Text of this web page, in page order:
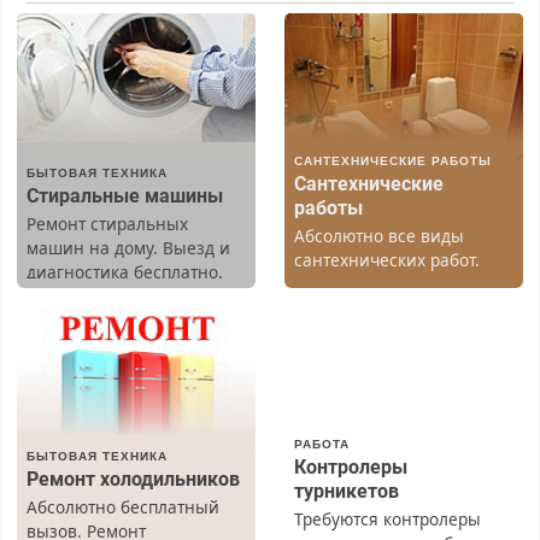
БЫТОВАЯ ТЕХНИКА
Стиральные машины
Ремонт стиральных
машин на дому. Выезд и
диагностика бесплатно.
Предусмотрены скидки.
САНТЕХНИЧЕСКИЕ РАБОТЫ
Сантехнические
работы
Абсолютно все виды
сантехнических работ.
Быстро. Качественно.
БЫТОВАЯ ТЕХНИКА
Ремонт холодильников
Абсолютно бесплатный
вызов. Ремонт
РАБОТА
Контролеры
турникетов
Требуются контролеры